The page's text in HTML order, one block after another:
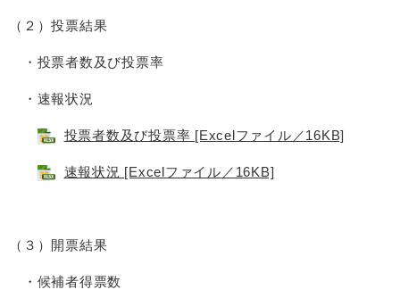
（２）投票結果
・投票者数及び投票率
・速報状況
投票者数及び投票率 [Excelファイル／16KB]
速報状況 [Excelファイル／16KB]
（３）開票結果
・候補者得票数